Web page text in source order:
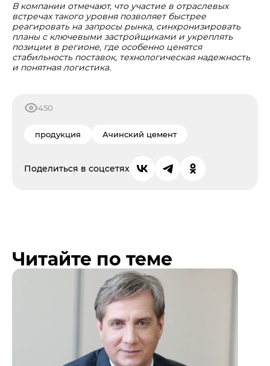
В компании отмечают, что участие в отраслевых
встречах такого уровня позволяет быстрее
реагировать на запросы рынка, синхронизировать
планы с ключевыми застройщиками и укреплять
позиции в регионе, где особенно ценятся
стабильность поставок, технологическая надежность
и понятная логистика.
450
продукция Ачинский цемент
Поделиться в соцсетях
Читайте по теме